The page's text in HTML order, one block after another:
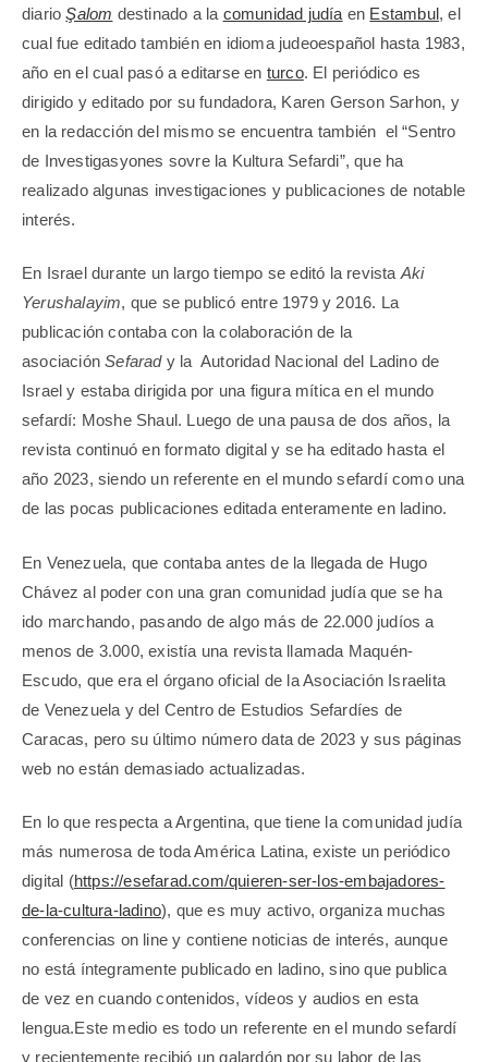
diarioŞalom destinado a la comunidad judía en Estambul, el
cual fue editado también en idioma judeoespañol hasta 1983,
año en el cual pasó a editarse en turco. El periódico es
dirigido y editado por su fundadora, Karen Gerson Sarhon, y
en la redacción del mismo se encuentra también el “Sentro
de Investigasyones sovre la Kultura Sefardi”, que ha
realizado algunas investigaciones y publicaciones de notable
interés.
En Israel durante un largo tiempo se editó la revista Aki
Yerushalayim, que se publicó entre 1979 y 2016. La
publicación contaba con la colaboración de la
asociaciónSefarady la Autoridad Nacional del Ladino de
Israel y estaba dirigida por una figura mítica en el mundo
sefardí: Moshe Shaul. Luego de una pausa de dos años, la
revista continuó en formato digital y se ha editado hasta el
año 2023, siendo un referente en el mundo sefardí como una
de las pocas publicaciones editada enteramente en ladino.
En Venezuela, que contaba antes de la llegada de Hugo
Chávez al poder con una gran comunidad judía que se ha
ido marchando, pasando de algo más de 22.000 judíos a
menos de 3.000, existía una revista llamada Maquén-
Escudo, que era el órgano oficial de la Asociación Israelita
de Venezuela y del Centro de Estudios Sefardíes de
Caracas, pero su último número data de 2023 y sus páginas
web no están demasiado actualizadas.
En lo que respecta a Argentina, que tiene la comunidad judía
más numerosa de toda América Latina, existe un periódico
digital (https://esefarad.com/quieren-ser-los-embajadores-
de-la-cultura-ladino), que es muy activo, organiza muchas
conferencias on line y contiene noticias de interés, aunque
no está íntegramente publicado en ladino, sino que publica
de vez en cuando contenidos, vídeos y audios en esta
lengua.Este medio es todo un referente en el mundo sefardí
y recientemente recibió un galardón por su labor de las